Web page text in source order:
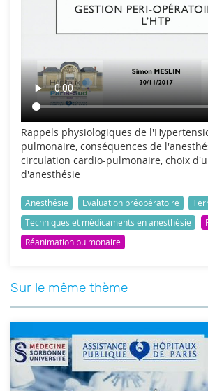
Rappels physiologiques de
pulmonaire, conséquences de
circulation cardio-pulmonaire, choix
d'anesthésie
Anesthésie Evaluation préopératoire
Techniques et médicaments en anesthésie
Réanimation pulmonaire
Sur le même thème